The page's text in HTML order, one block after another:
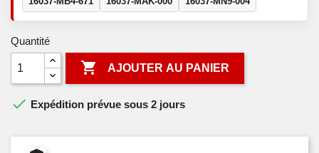
Quantité
 AJOUTER AU PANIER
 Expédition prévue sous 2 jours